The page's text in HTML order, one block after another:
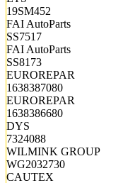
19SM452
FAI AutoParts
SS7517
FAI AutoParts
SS8173
EUROREPAR
1638387080
EUROREPAR
1638386680
DYS
7324088
WILMINK GROUP
WG2032730
CAUTEX